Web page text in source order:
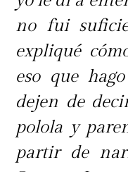
no fui
expliqué
eso que
dejen de
polola y
partir de